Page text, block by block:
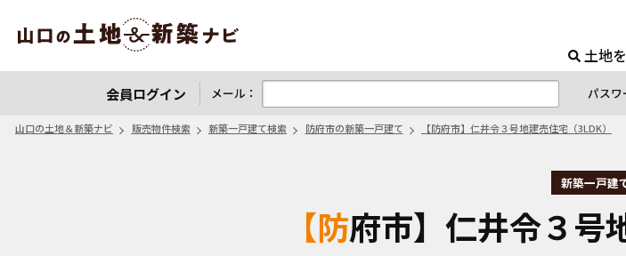
土地
会員ログイン メール： パスワ
山口の土地＆新築ナビ 販売物件検索 新築一戸建て検索 防府市の新築一戸建て 【防府市】仁井令３号地建売住宅（3LDK）
新築一戸建
【防府市】仁井令３